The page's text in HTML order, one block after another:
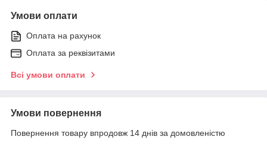
Умови оплати
Оплата на рахунок
Оплата за реквізитами
Всі умови оплати
Умови повернення
Повернення товару впродовж 14 днів за домовленістю